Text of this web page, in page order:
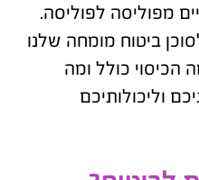
מפוליסה לפוליסה.
ביטוח מומחה שלנו
כולל ומה
וליכולותיכם